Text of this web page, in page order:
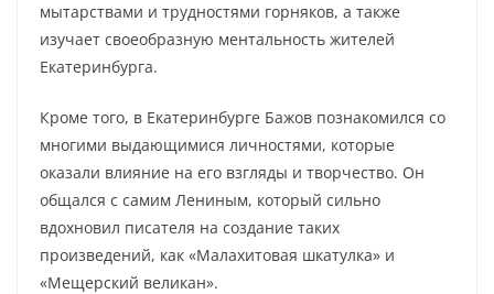
мытарствами и трудностями горняков, а также
изучает своеобразную ментальность жителей
Екатеринбурга.
Кроме того, в Екатеринбурге Бажов познакомился со
многими выдающимися личностями, которые
оказали влияние на его взгляды и творчество. Он
общался с самим Лениным, который сильно
вдохновил писателя на создание таких
произведений, как «Малахитовая шкатулка» и
«Мещерский великан».